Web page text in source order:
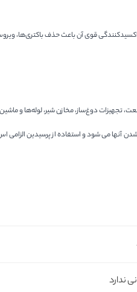
قوی آن باعث حذف باکتری‌ها،
تجهیزات دوغ‌ساز، مخازن شیر، لوله‌ها و
آنها می شود و استفاده از پرسیدین الزامی
ندارد